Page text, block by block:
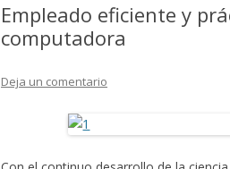
Empleado eficiente y
computadora
Deja un comentario